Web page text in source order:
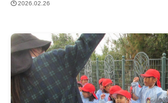
2026.02.26